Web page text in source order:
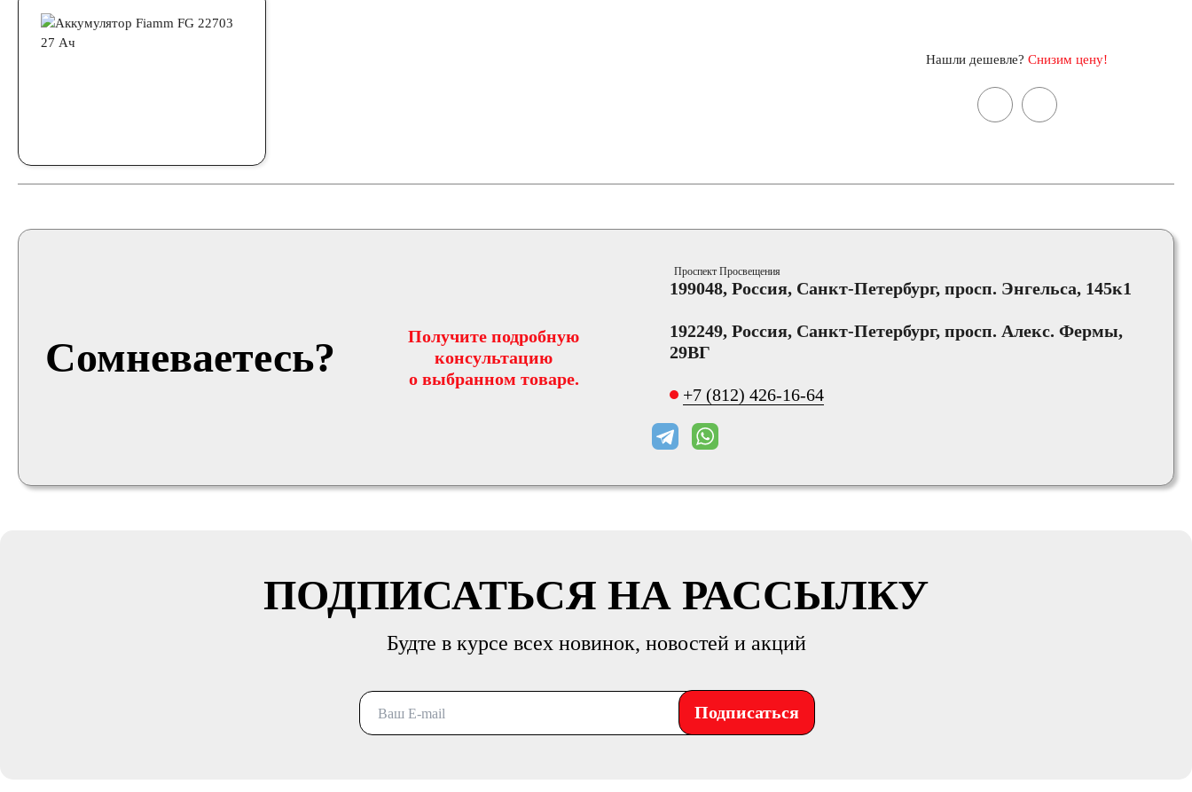
Нашли дешевле? Снизим цену!
Сомневаетесь?
Получите подробную
консультацию
о выбранном товаре.
Проспект Просвещения
199048, Россия, Санкт-Петербург, просп. Энгельса, 145к1
192249, Россия, Санкт-Петербург, просп. Алекс. Фермы,
29ВГ
+7 (812) 426-16-64
ПОДПИСАТЬСЯ НА РАССЫЛКУ
Будте в курсе всех новинок, новостей и акций
Подписаться